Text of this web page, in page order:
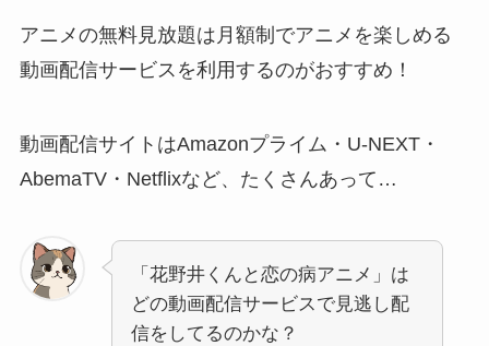
アニメの無料見放題は月額制でアニメを楽しめる
動画配信サービスを利用するのがおすすめ！
動画配信サイトはAmazonプライム・U-NEXT・
AbemaTV・Netflixなど、たくさんあって…
「花野井くんと恋の病アニメ」は
どの動画配信サービスで見逃し配
信をしてるのかな？